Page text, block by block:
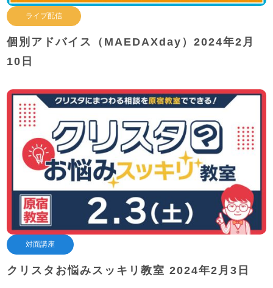
ライブ配信
個別アドバイス（MAEDAXday）2024年2月
10日
対面講座
クリスタお悩みスッキリ教室 2024年2月3日